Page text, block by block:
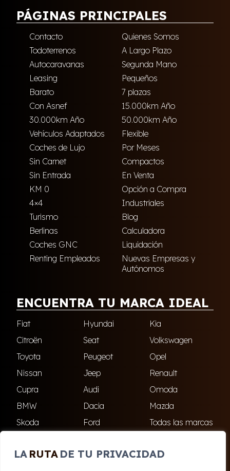
LA RUTA DE TU PRIVACIDAD
PÁGINAS PRINCIPALES
Contacto
Quienes Somos
Todoterrenos
A Largo Plazo
Autocaravanas
Segunda Mano
Leasing
Pequeños
Barato
7 plazas
Con Asnef
15.000km Año
30.000km Año
50.000km Año
Vehículos Adaptados
Flexible
Coches de Lujo
Por Meses
Sin Carnet
Compactos
Sin Entrada
En Venta
KM 0
Opción a Compra
4×4
Industriales
Turismo
Blog
Berlinas
Calculadora
Coches GNC
Liquidación
Renting Empleados
Nuevas Empresas y
Autónomos
ENCUENTRA TU MARCA IDEAL
Fiat Hyundai
Kia
Citroën
Seat
Volkswagen
Toyota
Peugeot
Opel
Nissan
Jeep
Renault
Cupra
Audi
Omoda
BMW
Dacia
Mazda
Skoda
Ford Todas las marcas